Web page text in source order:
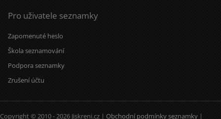
Pro uživatele seznamky
Zapomenuté heslo
Škola seznamování
Podpora seznamky
Zrušení účtu
Copyright © 2010 - 2026 Jiskreni.cz | Obchodní podmínky seznamky |